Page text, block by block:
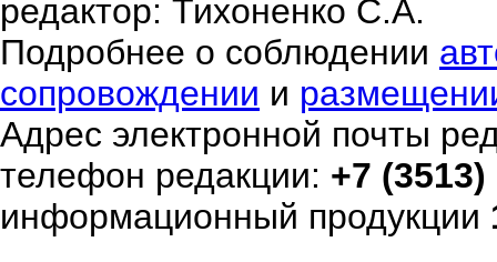
редактор: Тихоненко С.А.
Подробнее о соблюдении
сопровождении и
Адрес электронной почты
телефон редакции: +7
информационный продукции